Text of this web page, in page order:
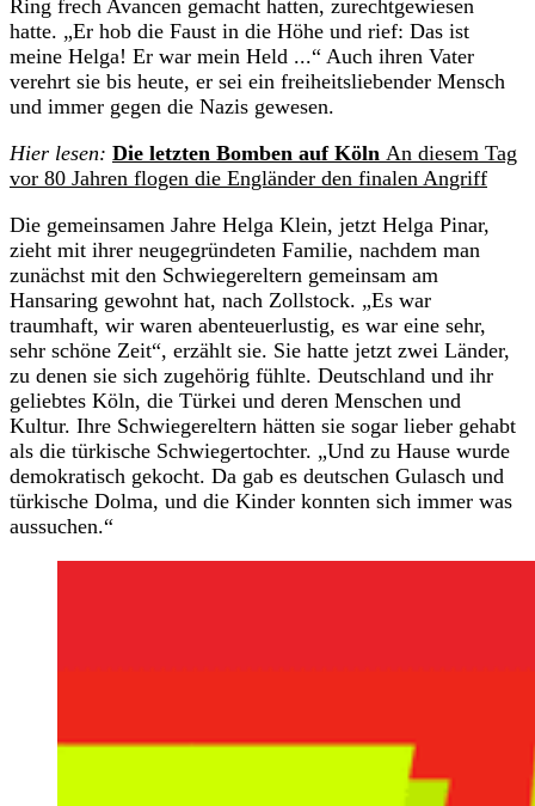
Ring frech Avancen gemacht hatten, zurechtgewiesen
hatte. „Er hob die Faust in die Höhe und rief: Das ist
meine Helga! Er war mein Held ...“ Auch ihren Vater
verehrt sie bis heute, er sei ein freiheitsliebender Mensch
und immer gegen die Nazis gewesen.
Hier lesen: Die letzten Bomben auf Köln An diesem Tag
vor 80 Jahren flogen die Engländer den finalen Angriff
Die gemeinsamen Jahre Helga Klein, jetzt Helga Pinar,
zieht mit ihrer neugegründeten Familie, nachdem man
zunächst mit den Schwiegereltern gemeinsam am
Hansaring gewohnt hat, nach Zollstock. „Es war
traumhaft, wir waren abenteuerlustig, es war eine sehr,
sehr schöne Zeit“, erzählt sie. Sie hatte jetzt zwei Länder,
zu denen sie sich zugehörig fühlte. Deutschland und ihr
geliebtes Köln, die Türkei und deren Menschen und
Kultur. Ihre Schwiegereltern hätten sie sogar lieber gehabt
als die türkische Schwiegertochter. „Und zu Hause wurde
demokratisch gekocht. Da gab es deutschen Gulasch und
türkische Dolma, und die Kinder konnten sich immer was
aussuchen.“